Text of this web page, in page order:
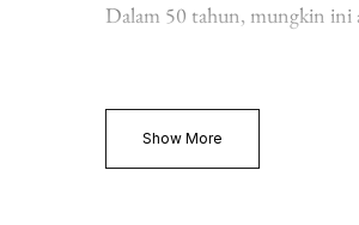
Dalam 50 tahun, mungkin ini
Show More